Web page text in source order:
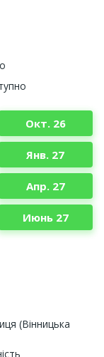
Окт. 26
Янв. 27
Апр. 27
Июнь 27
(Вінницька